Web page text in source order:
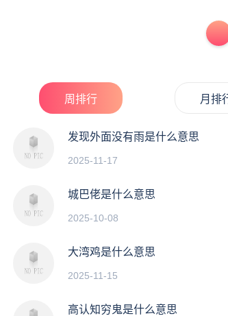
周排行 月排
发现外面没有雨是什么意思
2025-11-17
城巴佬是什么意思
2025-10-08
大湾鸡是什么意思
2025-11-15
高认知穷鬼是什么意思